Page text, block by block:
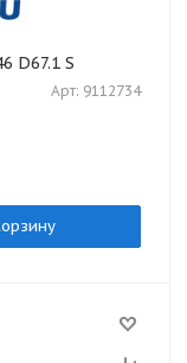
D67.1 S
Арт: 9112734